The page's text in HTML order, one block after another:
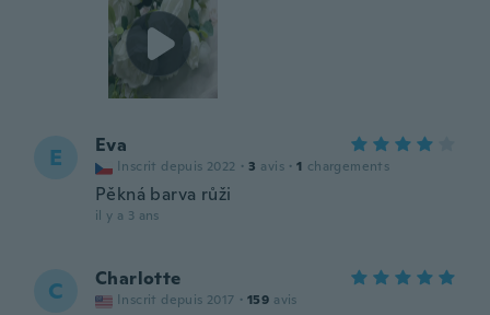
E Eva
Inscrit depuis 2022 · 3 avis · 1 chargements
Pěkná barva růži
il y a 3 ans
C Charlotte
Inscrit depuis 2017 · 159 avis